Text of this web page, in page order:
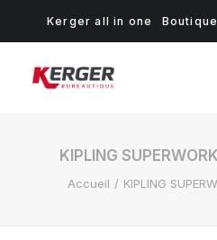
Kerger all in one
KIPLING
Accueil KIPLING